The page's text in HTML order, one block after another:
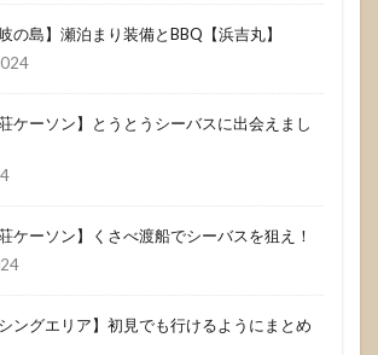
の島】瀬泊まり装備とBBQ【浜吉丸】
ケーソン】とうとうシーバスに出会えまし
ケーソン】くさべ渡船でシーバスを狙え！
ングエリア】初見でも行けるようにまとめ